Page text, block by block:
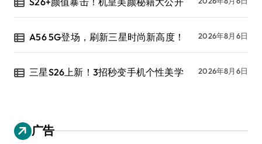
A56 5G登场，刷新三星时尚新高度！ 2026年8月6日
三星S26上新！3招秒变手机个性美学 2026年8月6日
广告